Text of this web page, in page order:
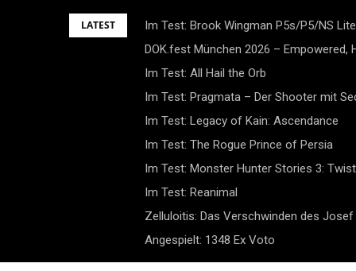
LATEST
Im Test: Brook Wingman P5s/P5/NS
DOK.fest München 2026 – Empowered,
Im Test: All Hail the Orb
Im Test: Pragmata – Der Shooter mit
Im Test: Legacy of Kain: Ascendance
Im Test: The Rogue Prince of Persia
Im Test: Monster Hunter Stories 3:
Im Test: Reanimal
Zelluloitis: Das Verschwinden des Josef
Angespielt: 1348 Ex Voto